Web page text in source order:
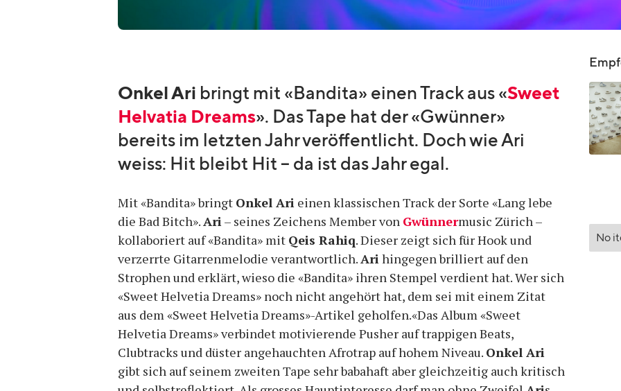
Onkel Ari bringt mit «Bandita» einen Track aus «Sweet
Helvatia Dreams». Das Tape hat der «Gwünner»
bereits im letzten Jahr veröffentlicht. Doch wie Ari
weiss: Hit bleibt Hit – da ist das Jahr egal.
Mit «Bandita» bringt Onkel Ari einen klassischen Track der Sorte «Lang lebe
die Bad Bitch».Ari– seines Zeichens Member von Gwünnermusic Zürich –
kollaboriert auf «Bandita» mit Qeis Rahiq. Dieser zeigt sich für Hook und
verzerrte Gitarrenmelodie verantwortlich.Arihingegen brilliert auf den
Strophen und erklärt, wieso die «Bandita» ihren Stempel verdient hat. Wer sich
«Sweet Helvetia Dreams» noch nicht angehört hat, dem sei mit einem Zitat
aus dem «Sweet Helvetia Dreams»-Artikel geholfen.«Das Album «Sweet
Helvetia Dreams» verbindet motivierende Pusher auf trappigen Beats,
Clubtracks und düster angehauchten Afrotrap auf hohem Niveau. Onkel Ari
gibt sich auf seinem zweiten Tape sehr babahaft aber gleichzeitig auch kritisch
No